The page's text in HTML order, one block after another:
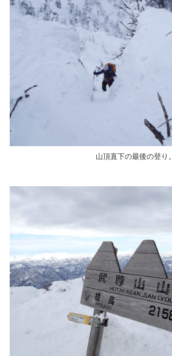
山頂直下の最後の登り。